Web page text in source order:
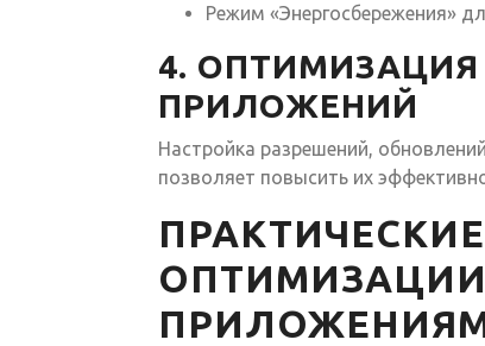
Режим «Энергосбережения»
4.
ПРИЛОЖЕНИЙ
Настройка разрешений,
позволяет повысить их